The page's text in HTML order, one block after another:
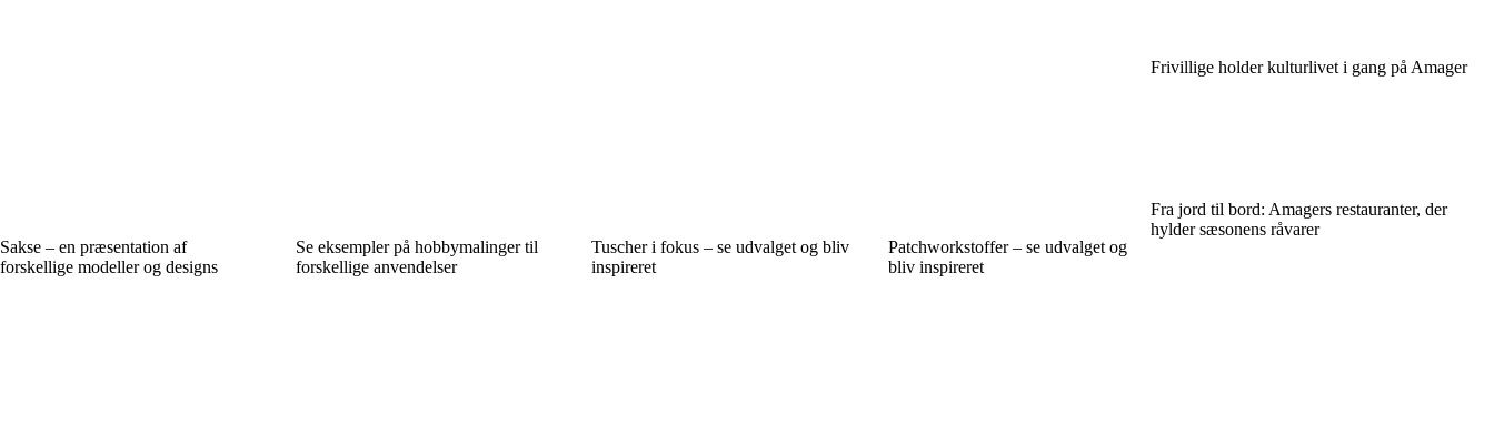
Sakse – en præsentation af
forskellige modeller og designs
Se eksempler på hobbymalinger til
forskellige anvendelser
Tuscher i fokus – se udvalget og bliv
inspireret
Patchworkstoffer – se udvalget og
bliv inspireret
Frivillige holder kulturlivet i gang på Amager
Fra jord til bord: Amagers restauranter, der
hylder sæsonens råvarer